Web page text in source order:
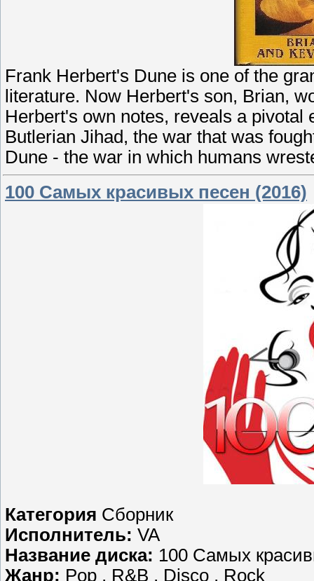
Frank Herbert's Dune is one of the
literature. Now Herbert's son, Brian,
Herbert's own notes, reveals a pivotal
Butlerian Jihad, the war that was
Dune - the war in which humans
100 Самых красивых песен (2016)
Категория Сборник
Исполнитель: VA
Название диска: 100 Самых
Жанр: Pop , R&B , Disco , Rock